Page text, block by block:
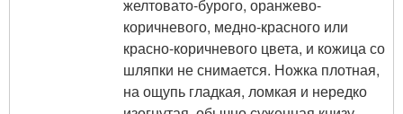
желтовато-бурого, оранжево-
коричневого, медно-красного или
красно-коричневого цвета, и кожица со
шляпки не снимается. Ножка плотная,
на ощупь гладкая, ломкая и нередко